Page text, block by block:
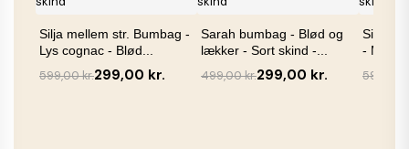
Silja mellem str. Bumbag -
Lys cognac - Blød...
599,00 kr.299,00 kr.
Sarah bumbag - Blød og
lækker - Sort skind -...
499,00 kr.299,00 kr.
Silja -
- Mørk
599,00